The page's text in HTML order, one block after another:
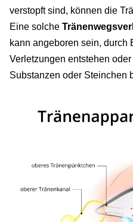
verstopft sind, können die
Eine solche
kann angeboren sein, durch
Verletzungen entstehen
Substanzen oder Steinchen